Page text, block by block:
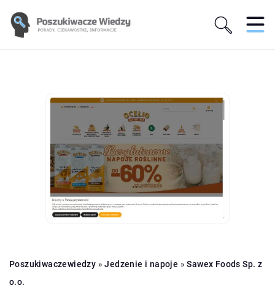
Poszukiwaczewiedzy »Jedzenie i napoje »Sawex Foods Sp. z
o.o.